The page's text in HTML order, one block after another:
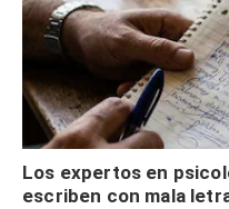
Los expertos en
escriben con mala